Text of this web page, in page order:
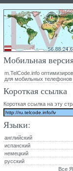
Мобильная
m.TelCode.info
для мобильных телефонов
Короткая ссылка
Короткая ссылка на эту
Языки:
английский
испанский
немецкий
русский
Все